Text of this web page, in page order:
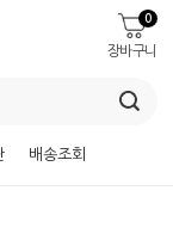
장바구니
0
배송조회